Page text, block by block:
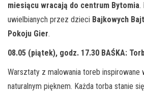
miesiącu wracają do centrum Bytomia.
uwielbianych przez dzieci Bajkowych
Pokoju Gier.
08.05 (piątek), godz. 17.30 BAŚKA:
Warsztaty z malowania toreb inspirowane
naturalnym pięknem. Każda torba stanie